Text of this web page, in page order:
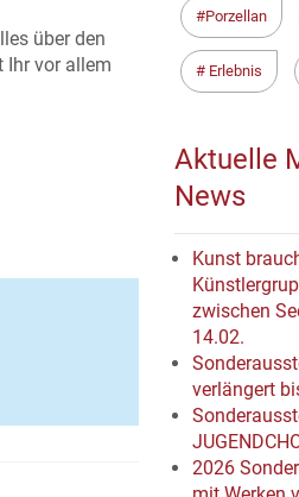
über den
Ihr vor allem
Porzellan
Erlebnis
Aktuelle
News
Kunst
zwischen
14.02.
verlängert
2026